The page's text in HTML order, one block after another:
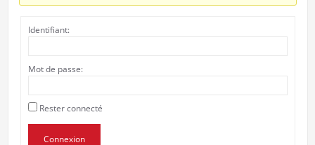
Identifiant:
Mot de passe:
Rester connecté
Connexion